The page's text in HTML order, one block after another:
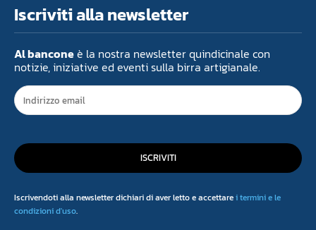
Iscriviti alla newsletter
Al banconeè la nostra newsletter quindicinale con
notizie, iniziative ed eventi sulla birra artigianale.
ISCRIVITI
Iscrivendoti alla newsletter dichiari di aver letto e accettarei termini e le
condizioni d'uso.